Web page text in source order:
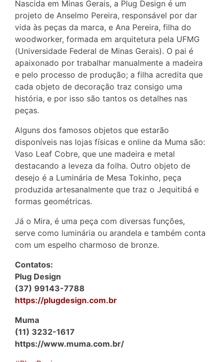
Nascida em Minas Gerais, a Plug Design é um
projeto de Anselmo Pereira, responsável por dar
vida às peças da marca, e Ana Pereira, filha do
woodworker, formada em arquitetura pela UFMG
(Universidade Federal de Minas Gerais). O pai é
apaixonado por trabalhar manualmente a madeira
e pelo processo de produção; a filha acredita que
cada objeto de decoração traz consigo uma
história, e por isso são tantos os detalhes nas
peças.
Alguns dos famosos objetos que estarão
disponíveis nas lojas físicas e online da Muma são:
Vaso Leaf Cobre, que une madeira e metal
destacando a leveza da folha. Outro objeto de
desejo é a Luminária de Mesa Tokinho, peça
produzida artesanalmente que traz o Jequitibá e
formas geométricas.
Já o Mira, é uma peça com diversas funções,
serve como luminária ou arandela e também conta
com um espelho charmoso de bronze.
Contatos:
Plug Design
(37) 99143-7788
https://plugdesign.com.br
Muma
(11) 3232-1617
https://www.muma.com.br/